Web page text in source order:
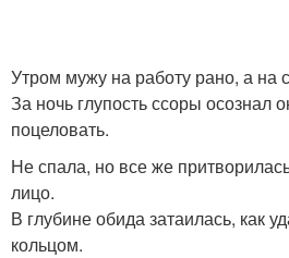
Утром мужу на работу рано, а на
За ночь глупость ссоры осознал
поцеловать.
Не спала, но все же
лицо.
В глубине обида затаилась, как
кольцом.